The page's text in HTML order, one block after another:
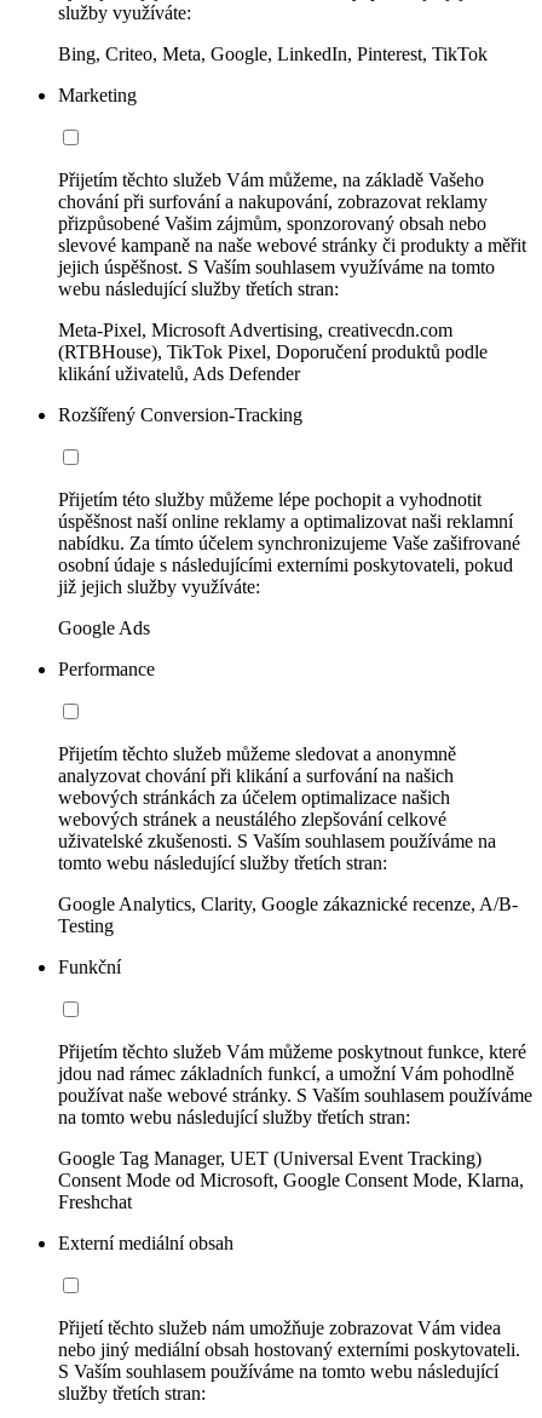
služby využíváte:
Bing, Criteo, Meta, Google, LinkedIn, Pinterest, TikTok
Marketing
Přijetím těchto služeb Vám můžeme, na základě Vašeho
chování při surfování a nakupování, zobrazovat reklamy
přizpůsobené Vašim zájmům, sponzorovaný obsah nebo
slevové kampaně na naše webové stránky či produkty a měřit
jejich úspěšnost. S Vaším souhlasem využíváme na tomto
webu následující služby třetích stran:
Meta-Pixel, Microsoft Advertising, creativecdn.com
(RTBHouse), TikTok Pixel, Doporučení produktů podle
klikání uživatelů, Ads Defender
Rozšířený Conversion-Tracking
Přijetím této služby můžeme lépe pochopit a vyhodnotit
úspěšnost naší online reklamy a optimalizovat naši reklamní
nabídku. Za tímto účelem synchronizujeme Vaše zašifrované
osobní údaje s následujícími externími poskytovateli, pokud
již jejich služby využíváte:
Google Ads
Performance
Přijetím těchto služeb můžeme sledovat a anonymně
analyzovat chování při klikání a surfování na našich
webových stránkách za účelem optimalizace našich
webových stránek a neustálého zlepšování celkové
uživatelské zkušenosti. S Vaším souhlasem používáme na
tomto webu následující služby třetích stran:
Google Analytics, Clarity, Google zákaznické recenze, A/B-
Testing
Funkční
Přijetím těchto služeb Vám můžeme poskytnout funkce, které
jdou nad rámec základních funkcí, a umožní Vám pohodlně
používat naše webové stránky. S Vaším souhlasem používáme
na tomto webu následující služby třetích stran:
Google Tag Manager, UET (Universal Event Tracking)
Consent Mode od Microsoft, Google Consent Mode, Klarna,
Freshchat
Externí mediální obsah
Přijetí těchto služeb nám umožňuje zobrazovat Vám videa
nebo jiný mediální obsah hostovaný externími poskytovateli.
S Vaším souhlasem používáme na tomto webu následující
služby třetích stran: